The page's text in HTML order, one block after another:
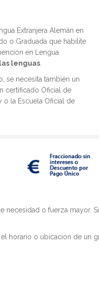
Especiales y
Extranjera Alemán en
o Graduada que habilite
en Lengua
lenguas.
se necesita también un
certificado Oficial de
o la Escuela Oficial de
o fuerza mayor.
horario o ubicación de un